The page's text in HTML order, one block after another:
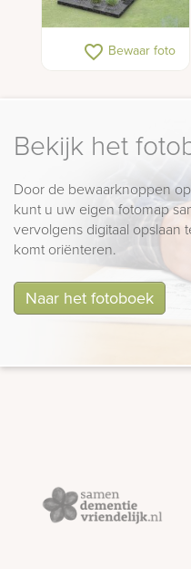
favorite_border Bewaar foto
Bekijk het
Door de bewaarknoppen
kunt u uw eigen fotomap
vervolgens digitaal opslaan
komt oriënteren.
Naar het fotoboek